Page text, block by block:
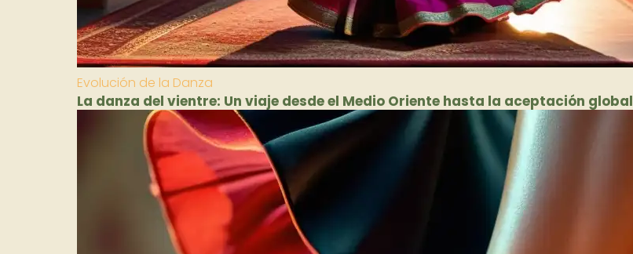
Evolución de la Danza
La danza del vientre: Un viaje desde el Medio Oriente hasta la aceptación global